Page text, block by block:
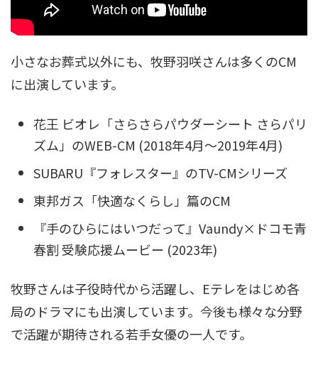
小さなお葬式以外にも、牧野羽咲さんは多くのCM
に出演しています。
花王 ビオレ「さらさらパウダーシート さらパリ
ズム」のWEB-CM (2018年4月～2019年4月)
SUBARU『フォレスター』のTV-CMシリーズ
東邦ガス「快適なくらし」篇のCM
『手のひらにはいつだって』Vaundy×ドコモ青
春割 受験応援ムービー (2023年)
牧野さんは子役時代から活躍し、Eテレをはじめ各
局のドラマにも出演しています。今後も様々な分野
で活躍が期待される若手女優の一人です。